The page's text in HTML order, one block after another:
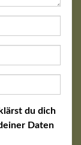
du dich
Daten